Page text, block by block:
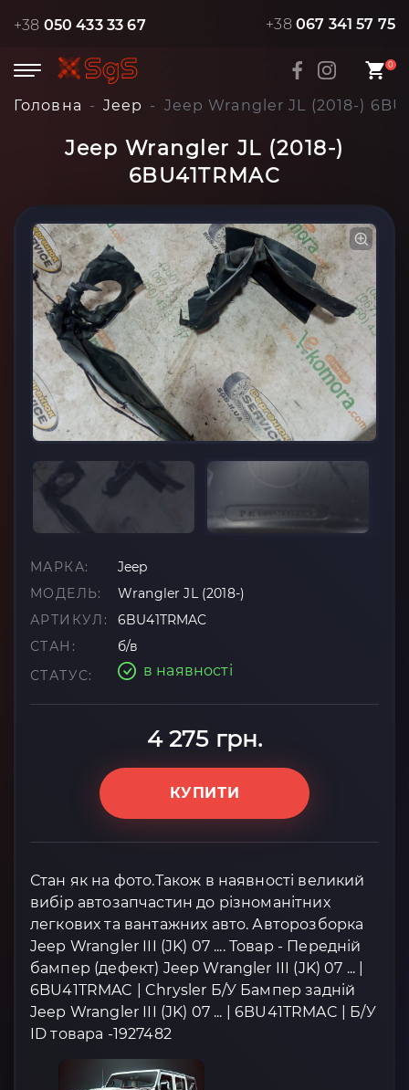
+38 050 433 33 67 +38 067 341 57 75
0
Головна Jeep Jeep Wrangler JL (2018-)
Jeep Wrangler JL (2018-)
6BU41TRMAC
МАРКА:
Jeep
МОДЕЛЬ:
Wrangler JL (2018-)
АРТИКУЛ:
6BU41TRMAC
СТАН:
б/в
СТАТУС:
в наявності
4 275 грн.
КУПИТИ
Стан як на фото.Також в наявності великий
вибір автозапчастин до різноманітних
легкових та вантажних авто. Авторозборка
Jeep Wrangler III (JK) 07 .... Товар - Передній
бампер (дефект) Jeep Wrangler III (JK) 07 ... |
6BU41TRMAC | Chrysler Б/У Бампер задній
Jeep Wrangler III (JK) 07 ... | 6BU41TRMAC | Б/У
ID товара -1927482